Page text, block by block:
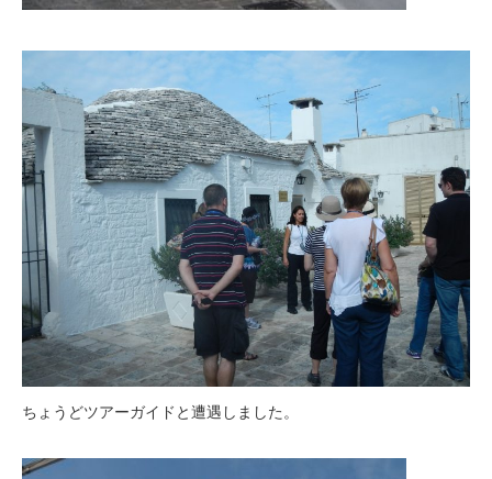
ちょうどツアーガイドと遭遇しました。